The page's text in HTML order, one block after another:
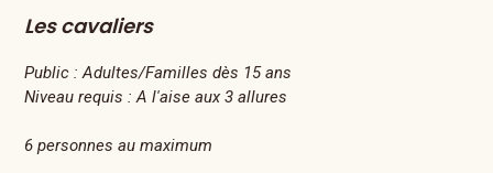
Les cavaliers
Public : Adultes/Familles dès 15 ans
Niveau requis : A l'aise aux 3 allures
6 personnes au maximum